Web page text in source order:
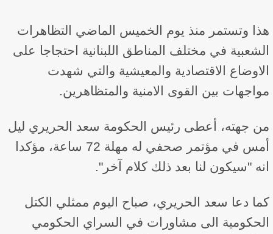
هذا وتستمر منذ يوم الخميس الماضي التظاهرات
الشعبية في مختلف المناطق اللبنانية احتجاجا على
الاوضاع الاقتصادية والمعيشية والتي شهدت
مواجهات بين القوى الامنية والمتظاهرين.
من جهته، أعطى رئيس الحكومة سعد الحريري ليل
أمس في مؤتمر صحفي له مهلة 72 ساعة، مؤكدا
انه "سيكون لنا بعد ذلك كلام آخر".
كما دعا سعد الحريري، صباح اليوم ممثلي الكتل
الحكومية الى مشاورات في السراي الحكومي